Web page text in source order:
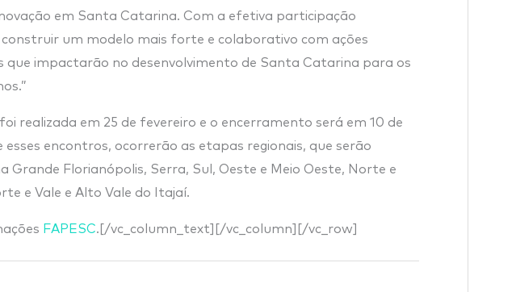
em Santa Catarina. Com a efetiva participação
um modelo mais forte e colaborativo com ações
que impactarão no desenvolvimento de Santa Catarina para os
realizada em 25 de fevereiro e o encerramento será em 10 de
esses encontros, ocorrerão as etapas regionais, que serão
Grande Florianópolis, Serra, Sul, Oeste e Meio Oeste, Norte e
e Vale e Alto Vale do Itajaí.
FAPESC.[/vc_column_text][/vc_column][/vc_row]